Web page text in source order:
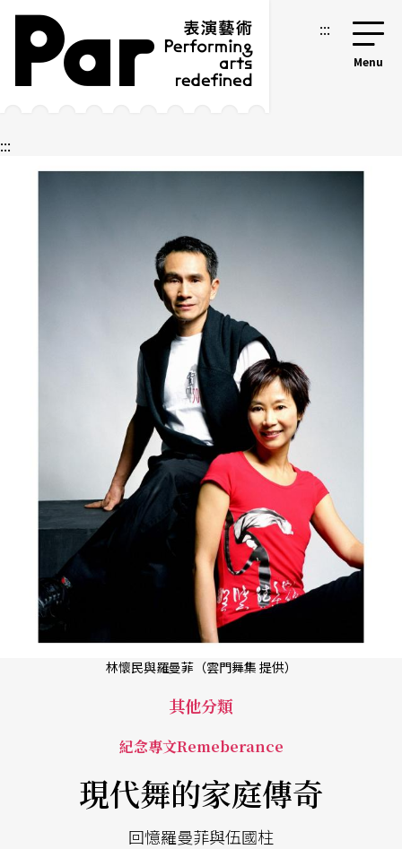
跳到主要內容區塊
網站導覽 :::
:::
林懷民與羅曼菲（雲門舞集 提供）
其他分類
紀念專文Remeberance
現代舞的家庭傳奇
回憶羅曼菲與伍國柱